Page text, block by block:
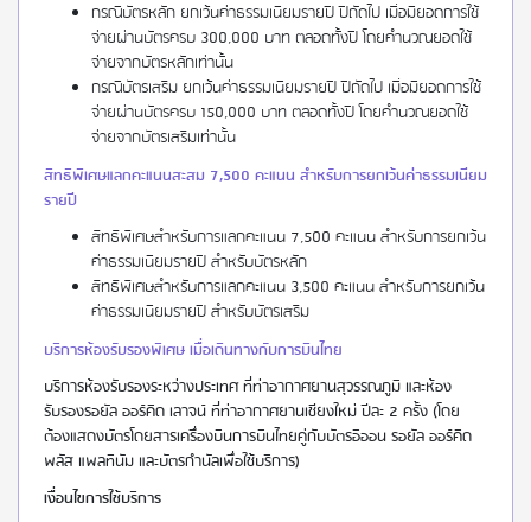
กรณีบัตรหลัก ยกเว้นค่าธรรมเนียมรายปี ปีถัดไป เมื่อมียอดการใช้
จ่ายผ่านบัตรครบ 300,000 บาท ตลอดทั้งปี โดยคำนวณยอดใช้
จ่ายจากบัตรหลักเท่านั้น
กรณีบัตรเสริม ยกเว้นค่าธรรมเนียมรายปี ปีถัดไป เมื่อมียอดการใช้
จ่ายผ่านบัตรครบ 150,000 บาท ตลอดทั้งปี โดยคำนวณยอดใช้
จ่ายจากบัตรเสริมเท่านั้น
สิทธิพิเศษแลกคะแนนสะสม 7,500 คะแนน สำหรับการยกเว้นค่าธรรมเนียม
รายปี
สิทธิพิเศษสำหรับการแลกคะแนน 7,500 คะแนน สำหรับการยกเว้น
ค่าธรรมเนียมรายปี สำหรับบัตรหลัก
สิทธิพิเศษสำหรับการแลกคะแนน 3,500 คะแนน สำหรับการยกเว้น
ค่าธรรมเนียมรายปี สำหรับบัตรเสริม
บริการห้องรับรองพิเศษ เมื่อเดินทางกับการบินไทย
บริการห้องรับรองระหว่างประเทศ ที่ท่าอากาศยานสุวรรณภูมิ และห้อง
รับรองรอยัล ออร์คิด เลาจน์ ที่ท่าอากาศยานเชียงใหม่ ปีละ 2 ครั้ง (โดย
ต้องแสดงบัตรโดยสารเครื่องบินการบินไทยคู่กับบัตรอิออน รอยัล ออร์คิด
พลัส แพลทินัม และบัตรกำนัลเพื่อใช้บริการ)
เงื่อนไขการใช้บริการ